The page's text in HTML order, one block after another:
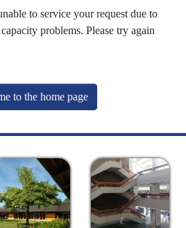
to service your request due to
problems. Please try again
to the home page